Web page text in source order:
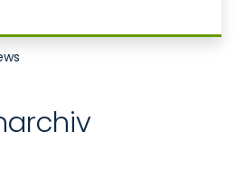
, Kinder- und